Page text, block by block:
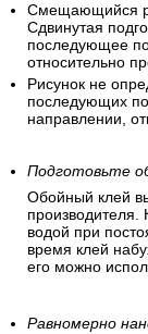
Смещающийся
Сдвинутая
последующее
относительно
Рисунок не
последующих
направлении,
Подготовьте
Обойный клей
производителя.
водой при
время клей
его можно
Равномерно